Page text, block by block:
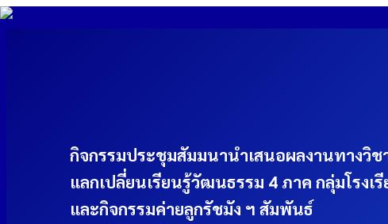
Skip
หน้าหลักกิจกรรมประชุมสัมมนานำเสนอผลงานทางวิ
แลกเปลี่ยนเรียนรู้วัฒนธรรม 4 ภาค กลุ่มโรงเ
และกิจกรรมค่ายลูกรัชมัง ฯ สัมพันธ์